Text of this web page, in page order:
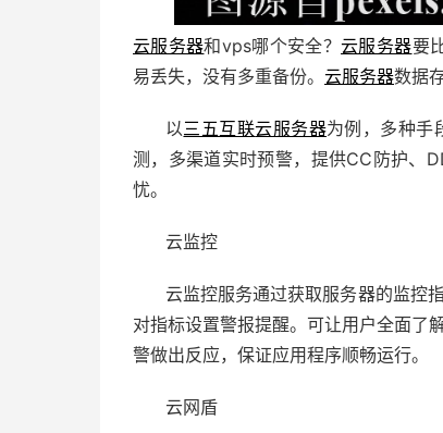
云服务器和vps哪个安全？云服务器要
易丢失，没有多重备份。 云服务器数据
以三五互联云服务器为例，多种手
测，多渠道实时预警，提供CC防护、
忧。
云监控
云监控服务通过获取服务器的监控
对指标设置警报提醒。可让用户全面了
警做出反应，保证应用程序顺畅运行。
云网盾